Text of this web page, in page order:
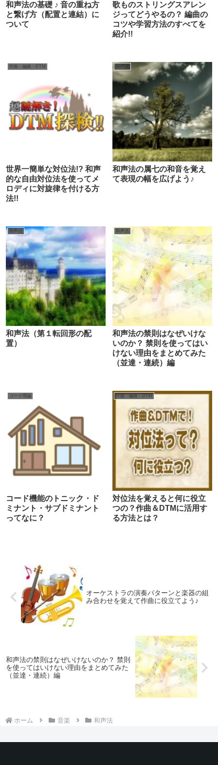
和声法の基礎 ♪ 音の重ね方
と繋げ方（配置と連結）に
ついて
歌ものストリングスアレン
ジってどうやるの？ 編曲の
コツや学習方法のすべてを
紹介!!
作曲・編曲・DTM
世界一簡単な対位法!? 和声
的な自由対位法を使ってメ
ロディに対旋律を付ける方
法!!
和声法
和声法の属七の和音を覚え
て表現の幅を広げよう♪
和声法
和声法（第１転回形の配
置）
和声法
和声法の禁則はなぜいけな
いのか？ 禁則を使ってはい
けない理由をまとめてみた
（並達・連続）編
コード理論
コード機能のトニック・ド
ミナント・サブドミナント
ってなに？
作曲・編曲・DTM
対位法を覚えると何に役立
つの？作曲＆DTMに活用す
る方法とは？
オーケストラの演奏パターンと楽器の組
み合わせを覚えて作曲に役立てよう♪
和声法の禁則はなぜいけないのか？ 禁則
を使ってはいけない理由をまとめてみた
（並達・連続）編
ホーム 音楽 和声法